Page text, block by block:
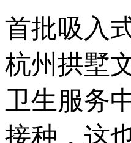
首批吸入
杭州拱墅
卫生服务
接种，这